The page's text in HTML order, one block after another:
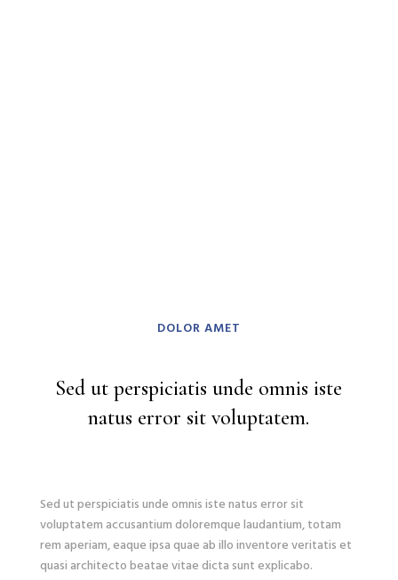
DOLOR AMET
Sed ut perspiciatis unde omnis iste
natus error sit voluptatem.
Sed ut perspiciatis unde omnis iste natus error sit
voluptatem accusantium doloremque laudantium, totam
rem aperiam, eaque ipsa quae ab illo inventore veritatis et
quasi architecto beatae vitae dicta sunt explicabo.